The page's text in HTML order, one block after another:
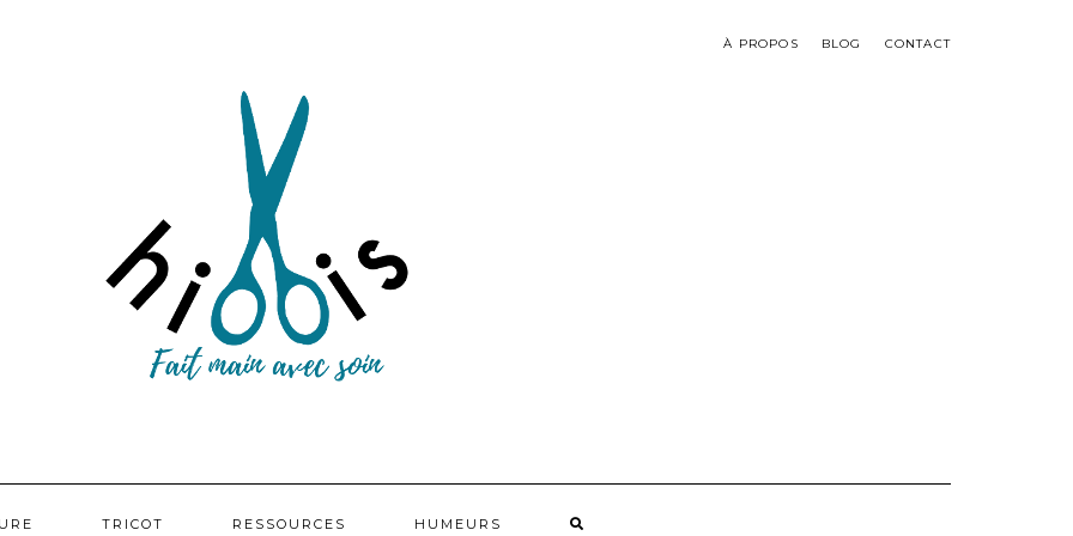
À PROPOS BLOG CONTACT
TRICOT RESSOURCES HUMEURS